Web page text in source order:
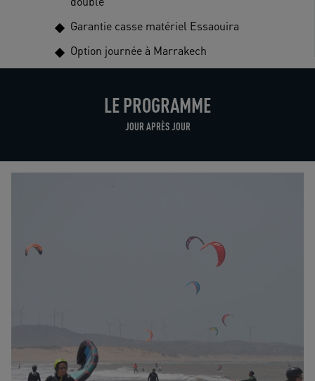
Garantie casse matériel Essaouira
Option journée à Marrakech
LE PROGRAMME
JOUR APRÈS JOUR